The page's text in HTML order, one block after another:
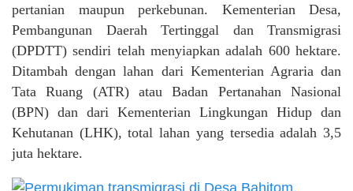
pertanian maupun perkebunan. Kementerian Desa,
Pembangunan Daerah Tertinggal dan Transmigrasi
(DPDTT) sendiri telah menyiapkan adalah 600 hektare.
Ditambah dengan lahan dari Kementerian Agraria dan
Tata Ruang (ATR) atau Badan Pertanahan Nasional
(BPN) dan dari Kementerian Lingkungan Hidup dan
Kehutanan (LHK), total lahan yang tersedia adalah 3,5
juta hektare.